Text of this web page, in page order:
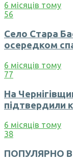
6 місяців тому
56
Село Стара
осередком
6 місяців тому
77
На
підтвердили
6 місяців тому
38
ПОПУЛЯРНО В